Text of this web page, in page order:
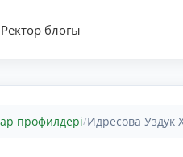
Ректор блогы
профилдері/Идресова Уздук